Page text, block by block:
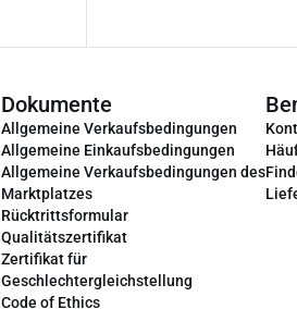
Dokumente
Allgemeine Verkaufsbedingungen
Allgemeine Einkaufsbedingungen
Allgemeine Verkaufsbedingungen des
Marktplatzes
Rücktrittsformular
Qualitätszertifikat
Zertifikat für
Geschlechtergleichstellung
Code of Ethics